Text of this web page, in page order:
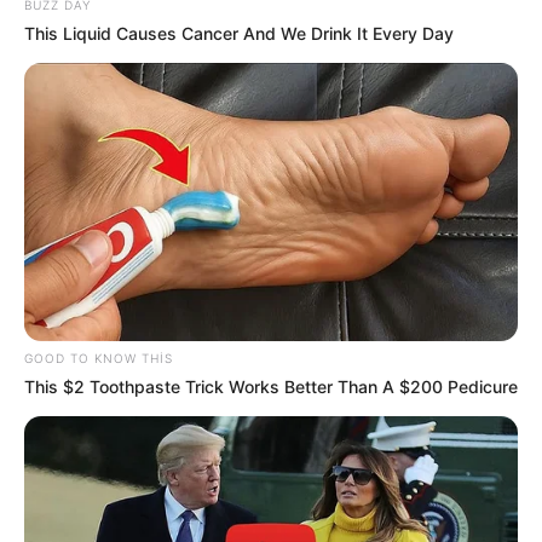
deyil” -Hikmət Hacıyev detalları AÇDI
05 Avqust 2026, 16:45
Sosial şəbəkələrdə valideyn nəzarəti
məcburi olacaq
05 Avqust 2026, 16:31
BUZZ DAY
This Liquid Causes Cancer And We Drink It Every Day
GOOD TO KNOW THIS
This $2 Toothpaste Trick Works Better Than A $200 Pedicure